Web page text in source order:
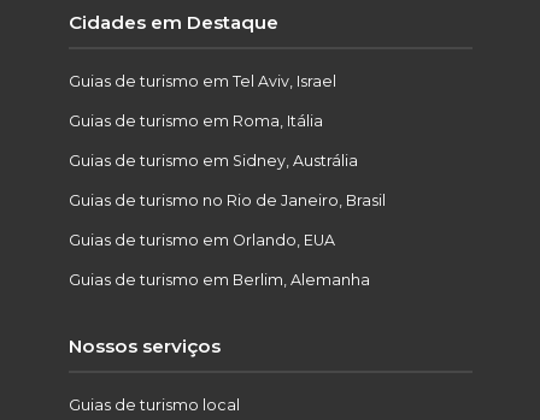
Cidades em Destaque
Guias de turismo em Tel Aviv, Israel
Guias de turismo em Roma, Itália
Guias de turismo em Sidney, Austrália
Guias de turismo no Rio de Janeiro, Brasil
Guias de turismo em Orlando, EUA
Guias de turismo em Berlim, Alemanha
Nossos serviços
Guias de turismo local